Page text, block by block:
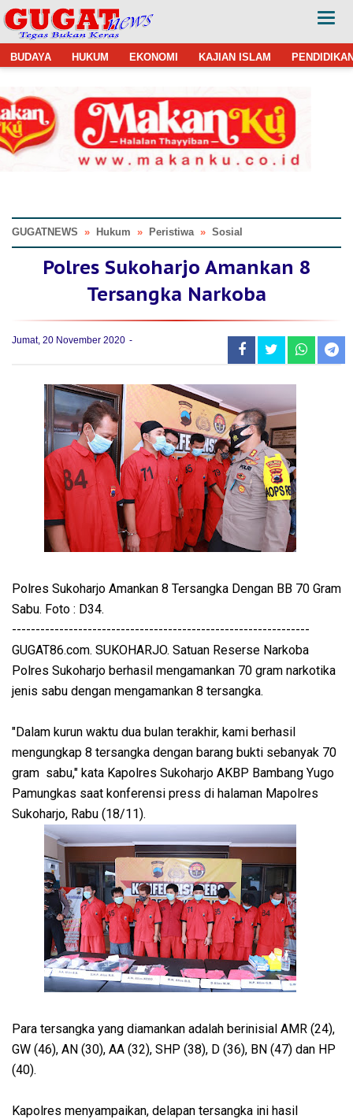
BUDAYA HUKUM EKONOMI KAJIAN ISLAM
GUGATNEWS » Hukum » Peristiwa » Sosial
Polres Sukoharjo Amankan 8
Tersangka Narkoba
Jumat, 20 November 2020
Polres Sukoharjo Amankan 8 Tersangka Dengan BB 70 Gram
Sabu. Foto : D34.
---------------------------------------------------------------
GUGAT86.com. SUKOHARJO. Satuan Reserse Narkoba
Polres Sukoharjo berhasil mengamankan 70 gram narkotika
jenis sabu dengan mengamankan 8 tersangka.
"Dalam kurun waktu dua bulan terakhir, kami berhasil
mengungkap 8 tersangka dengan barang bukti sebanyak 70
gram sabu," kata Kapolres Sukoharjo AKBP Bambang Yugo
Pamungkas saat konferensi press di halaman Mapolres
Sukoharjo, Rabu (18/11).
Para tersangka yang diamankan adalah berinisial AMR (24),
GW (46), AN (30), AA (32), SHP (38), D (36), BN (47) dan HP
(40).
Kapolres menyampaikan, delapan tersangka ini hasil